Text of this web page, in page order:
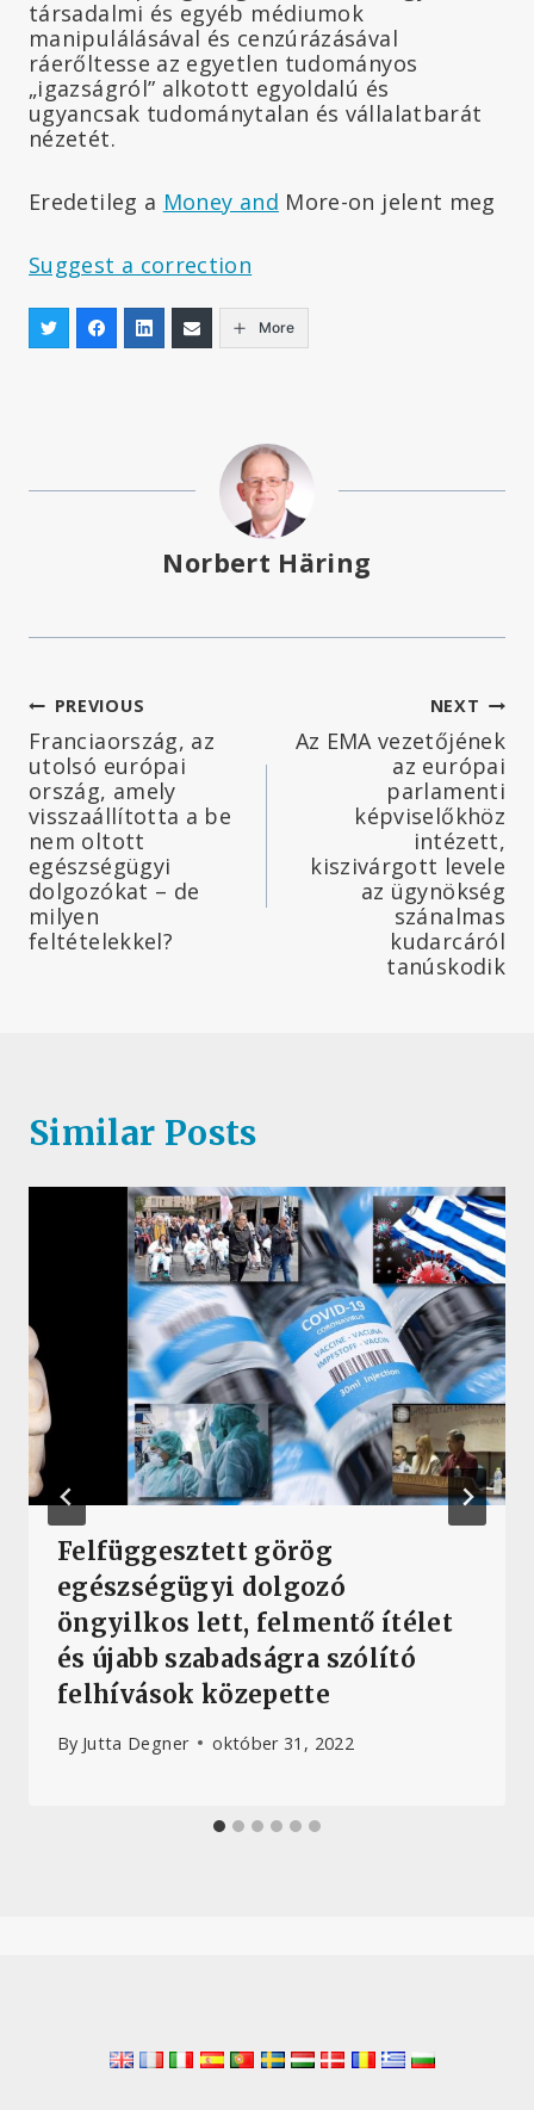
társadalmi és egyéb médiumok
manipulálásával és cenzúrázásával
ráerőltesse az egyetlen tudományos
„igazságról” alkotott egyoldalú és
ugyancsak tudománytalan és vállalatbarát
nézetét.
Eredetileg a Money and More-on jelent meg
Suggest a correction
More
Norbert Häring
Bejegyzés
navigáció
PREVIOUS
Franciaország, az
utolsó európai
ország, amely
visszaállította a be
nem oltott
egészségügyi
dolgozókat – de
milyen
feltételekkel?
NEXT
Az EMA vezetőjének
az európai
parlamenti
képviselőkhöz
intézett,
kiszivárgott levele
az ügynökség
szánalmas
kudarcáról
tanúskodik
Similar Posts
Felfüggesztett görög
egészségügyi dolgozó
öngyilkos lett, felmentő ítélet
és újabb szabadságra szólító
felhívások közepette
By Jutta Degner október 31, 2022